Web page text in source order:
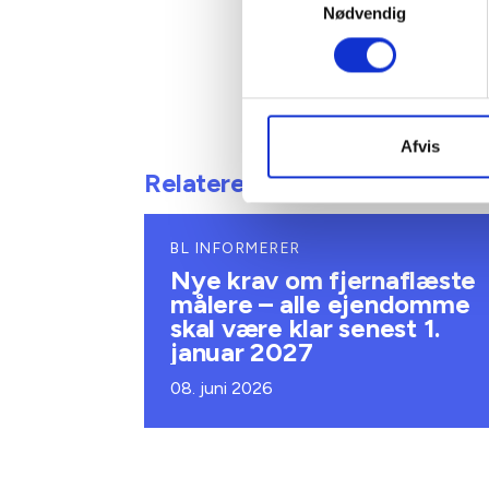
Nødvendig
Afvis
Gert
Relateret indhold
BL INFORMERER
Nye krav om fjernaflæste
målere – alle ejendomme
skal være klar senest 1.
januar 2027
08. juni 2026